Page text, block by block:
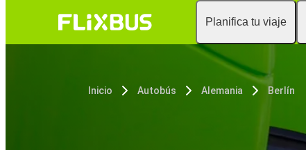
Planifica tu viaje
Inicio Autobús Alemania Berlín